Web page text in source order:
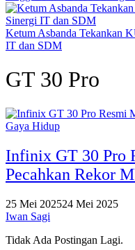
Ketum Asbanda Tekankan
IT dan SDM
GT 30 Pro
Gaya Hidup
Infinix GT 30 Pro
Pecahkan Rekor
25 Mei 202524 Mei 2025
Iwan Sagi
Tidak Ada Postingan Lagi.